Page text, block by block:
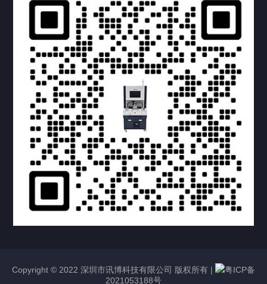
提交您的需求，获取产品资料与报价
Copyright © 2022 深圳市讯博科技有限公司 版权所有 |
粤ICP备
2021053188号